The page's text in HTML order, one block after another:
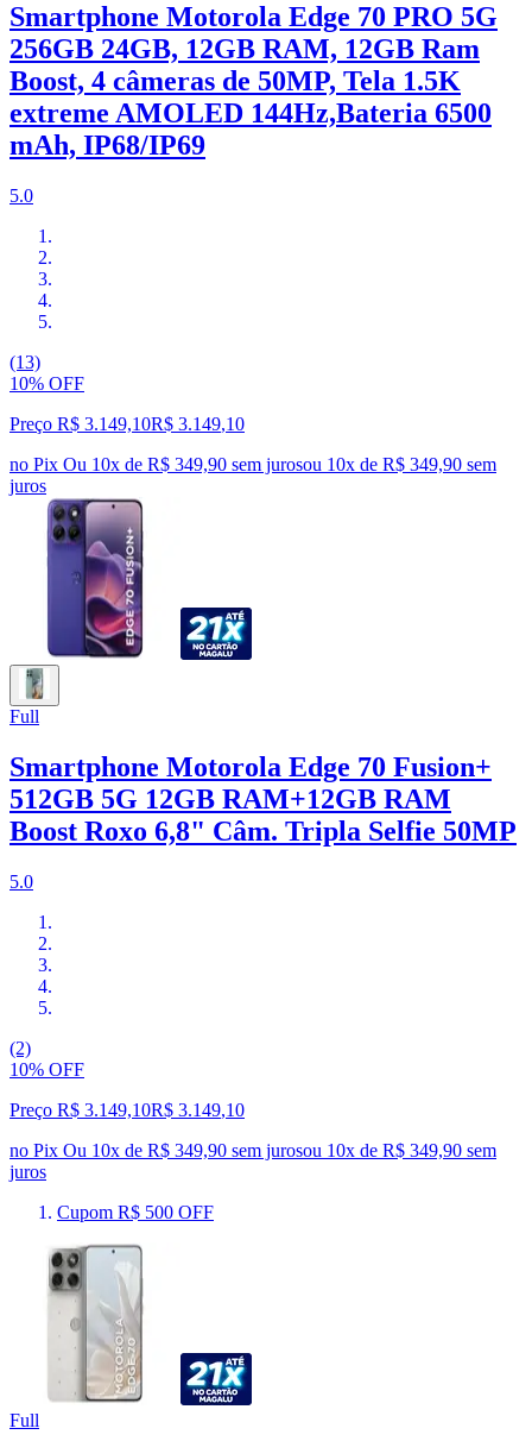
Smartphone Motorola Edge 70 PRO 5G
256GB 24GB, 12GB RAM, 12GB Ram
Boost, 4 câmeras de 50MP, Tela 1.5K
extreme AMOLED 144Hz,Bateria 6500
mAh, IP68/IP69
5.0
(13)
10% OFF
Preço R$ 3.149,10R$ 3.149,10
no Pix Ou 10x de R$ 349,90 sem jurosou 10x de R$ 349,90 sem
juros
Full
Smartphone Motorola Edge 70 Fusion+
512GB 5G 12GB RAM+12GB RAM
Boost Roxo 6,8" Câm. Tripla Selfie 50MP
5.0
(2)
10% OFF
Preço R$ 3.149,10R$ 3.149,10
no Pix Ou 10x de R$ 349,90 sem jurosou 10x de R$ 349,90 sem
juros
Cupom R$ 500 OFF
Full